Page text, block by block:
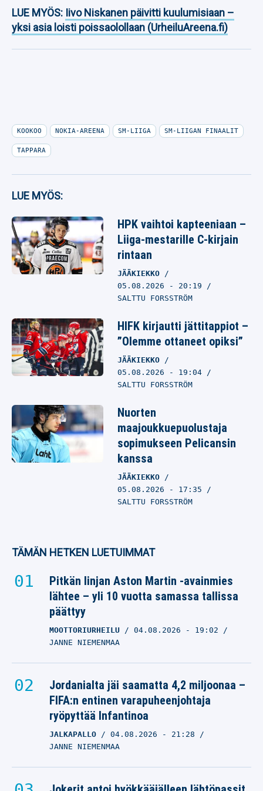
LUE MYÖS: Iivo Niskanen päivitti kuulumisiaan –
yksi asia loisti poissaolollaan (UrheiluAreena.fi)
KOOKOO NOKIA-AREENA SM-LIIGA SM-LIIGAN FINAALIT
TAPPARA
LUE MYÖS:
HPK vaihtoi kapteeniaan –
Liiga-mestarille C-kirjain
rintaan
JÄÄKIEKKO
05.08.2026 - 20:19
SALTTU FORSSTRÖM
HIFK kirjautti jättitappiot –
”Olemme ottaneet opiksi”
JÄÄKIEKKO
05.08.2026 - 19:04
SALTTU FORSSTRÖM
Nuorten
maajoukkuepuolustaja
sopimukseen Pelicansin
kanssa
JÄÄKIEKKO
05.08.2026 - 17:35
SALTTU FORSSTRÖM
TÄMÄN HETKEN LUETUIMMAT
Pitkän linjan Aston Martin -avainmies
lähtee – yli 10 vuotta samassa tallissa
päättyy
MOOTTORIURHEILU 04.08.2026 - 19:02
JANNE NIEMENMAA
Jordanialta jäi saamatta 4,2 miljoonaa –
FIFA:n entinen varapuheenjohtaja
ryöpyttää Infantinoa
JALKAPALLO 04.08.2026 - 21:28
JANNE NIEMENMAA